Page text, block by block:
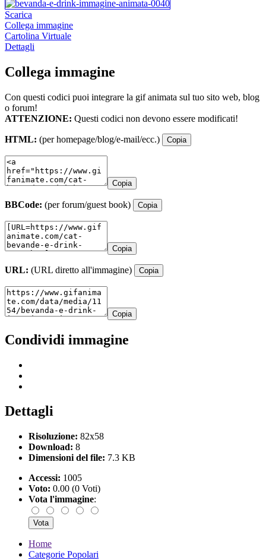
Scarica
Collega immagine
Cartolina Virtuale
Dettagli
Collega immagine
Con questi codici puoi integrare la gif animata sul tuo sito web, blog
o forum!
ATTENZIONE: Questi codici non devono essere modificati!
HTML: (per homepage/blog/e-mail/ecc.) Copia
Copia
BBCode: (per forum/guest book) Copia
Copia
URL: (URL diretto all'immagine) Copia
Copia
Condividi immagine
Dettagli
Risoluzione: 82x58
Download: 8
Dimensioni del file: 7.3 KB
Accessi: 1005
Voto: 0.00 (0 Voti)
Vota l'immagine:
Home
Categorie Popolari